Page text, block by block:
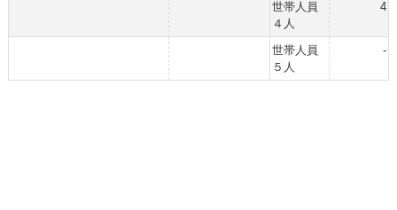
世帯人員
４人
4
世帯人員
５人
-